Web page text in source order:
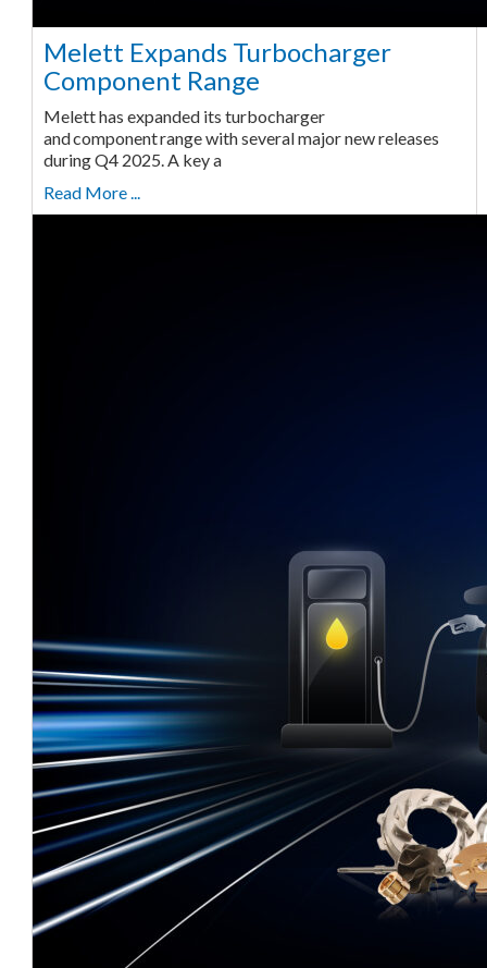
Melett Expands Turbocharger
Component Range
Melett has expanded its turbocharger
and component range with several major new releases
during Q4 2025. A key a
Read More ...